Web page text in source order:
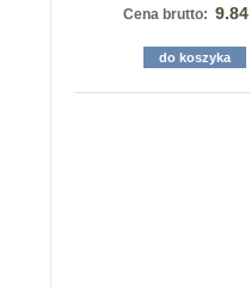
Cena brutto: 9.84
do koszyka